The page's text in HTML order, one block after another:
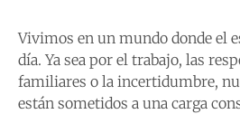
Vivimos en un mundo donde el
día. Ya sea por el trabajo, las
familiares o la incertidumbre,
están sometidos a una carga